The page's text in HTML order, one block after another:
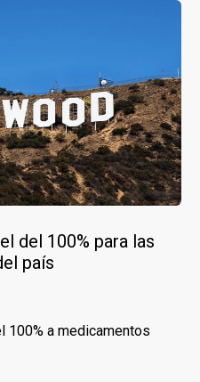
del 100% para las
país